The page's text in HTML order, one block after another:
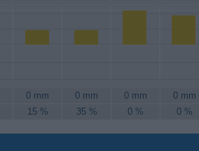
0 mm 0 mm 0 mm 0 mm
15 % 35 % 0 % 0 %